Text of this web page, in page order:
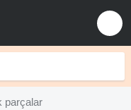
parçalar